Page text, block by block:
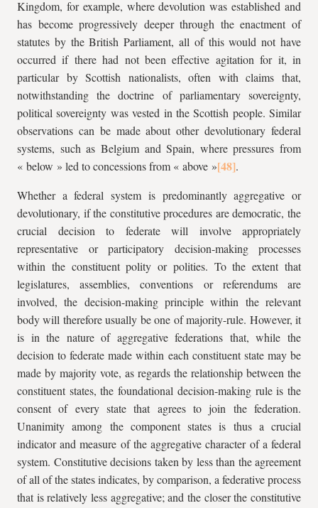
Kingdom, for example, where devolution was established and
has become progressively deeper through the enactment of
statutes by the British Parliament, all of this would not have
occurred if there had not been effective agitation for it, in
particular by Scottish nationalists, often with claims that,
notwithstanding the doctrine of parliamentary sovereignty,
political sovereignty was vested in the Scottish people. Similar
observations can be made about other devolutionary federal
systems, such as Belgium and Spain, where pressures from
« below » led to concessions from « above »
.
Whether a federal system is predominantly aggregative or
devolutionary, if the constitutive procedures are democratic, the
crucial decision to federate will involve appropriately
representative or participatory decision-making processes
within the constituent polity or polities. To the extent that
legislatures, assemblies, conventions or referendums are
involved, the decision-making principle within the relevant
body will therefore usually be one of majority-rule. However, it
is in the nature of aggregative federations that, while the
decision to federate made within each constituent state may be
made by majority vote, as regards the relationship between the
constituent states, the foundational decision-making rule is the
consent of every state that agrees to join the federation.
Unanimity among the component states is thus a crucial
indicator and measure of the aggregative character of a federal
system. Constitutive decisions taken by less than the agreement
of all of the states indicates, by comparison, a federative process
that is relatively less aggregative; and the closer the constitutive